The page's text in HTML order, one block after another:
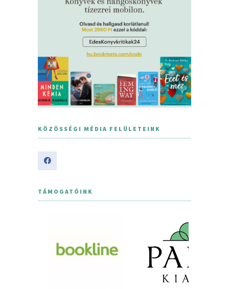
KÖZÖSSÉGI MÉDIA FELÜLETEINK
TÁMOGATÓINK